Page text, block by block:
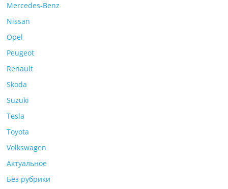
Mercedes-Benz
Nissan
Opel
Peugeot
Renault
Skoda
Suzuki
Tesla
Toyota
Volkswagen
Актуальное
Без рубрики